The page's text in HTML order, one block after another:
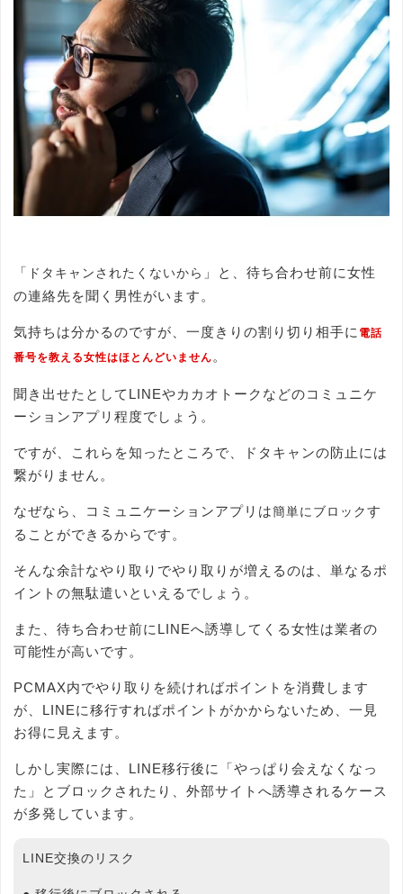
「 ドタキャンされたくないから 」と、待ち合わせ前に女性
の連絡先を聞く男性がいます。
気持ちは分かるのですが、一度きりの割り切り相手に 電話
番号を教える女性はほとんどいません 。
聞き出せたとしてLINEやカカオトークなどのコミュニケ
ーションアプリ程度でしょう。
ですが、これらを知ったところで、ドタキャンの防止には
繋がりません。
なぜなら、コミュニケーションアプリは簡単にブロックす
ることができるからです。
そんな余計なやり取りでやり取りが増えるのは、単なるポ
イントの無駄遣いといえるでしょう。
また、待ち合わせ前にLINEへ誘導してくる女性は業者の
可能性が高いです。
PCMAX内でやり取りを続ければポイントを消費します
が、LINEに移行すればポイントがかからないため、一見
お得に見えます。
しかし実際には、LINE移行後に「やっぱり会えなくなっ
た」とブロックされたり、外部サイトへ誘導されるケース
が多発しています。
LINE交換のリスク